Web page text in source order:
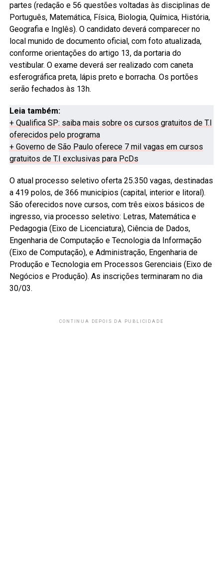
partes (redação e 56 questões voltadas às disciplinas de
Português, Matemática, Física, Biologia, Química, História,
Geografia e Inglês). O candidato deverá comparecer no
local munido de documento oficial, com foto atualizada,
conforme orientações do artigo 13, da portaria do
vestibular. O exame deverá ser realizado com caneta
esferográfica preta, lápis preto e borracha. Os portões
serão fechados às 13h.
Leia também:
+ Qualifica SP: saiba mais sobre os cursos gratuitos de T.I
oferecidos pelo programa
+ Governo de São Paulo oferece 7 mil vagas em cursos
gratuitos de T.I exclusivas para PcDs
O atual processo seletivo oferta 25.350 vagas, destinadas
a 419 polos, de 366 municípios (capital, interior e litoral).
São oferecidos nove cursos, com três eixos básicos de
ingresso, via processo seletivo: Letras, Matemática e
Pedagogia (Eixo de Licenciatura), Ciência de Dados,
Engenharia de Computação e Tecnologia da Informação
(Eixo de Computação), e Administração, Engenharia de
Produção e Tecnologia em Processos Gerenciais (Eixo de
Negócios e Produção). As inscrições terminaram no dia
30/03.
CONTINUA DEPOIS DA PUBLICIDADE